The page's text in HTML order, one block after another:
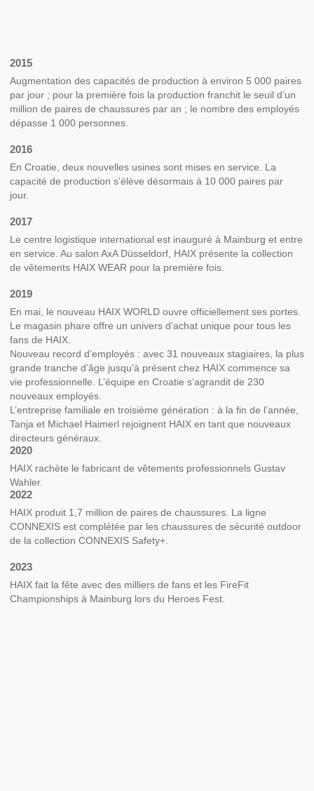
2015
Augmentation des capacités de production à environ 5 000 paires
par jour ; pour la première fois la production franchit le seuil d’un
million de paires de chaussures par an ; le nombre des employés
dépasse 1 000 personnes.
2016
En Croatie, deux nouvelles usines sont mises en service. La
capacité de production s’élève désormais à 10 000 paires par
jour.
2017
Le centre logistique international est inauguré à Mainburg et entre
en service. Au salon AxA Düsseldorf, HAIX présente la collection
de vêtements HAIX WEAR pour la première fois.
2019
En mai, le nouveau HAIX WORLD ouvre officiellement ses portes.
Le magasin phare offre un univers d’achat unique pour tous les
fans de HAIX.
Nouveau record d’employés : avec 31 nouveaux stagiaires, la plus
grande tranche d’âge jusqu’à présent chez HAIX commence sa
vie professionnelle. L’équipe en Croatie s’agrandit de 230
nouveaux employés.
L’entreprise familiale en troisième génération : à la fin de l’année,
Tanja et Michael Haimerl rejoignent HAIX en tant que nouveaux
directeurs généraux.
2020
HAIX rachète le fabricant de vêtements professionnels Gustav
Wahler.
2022
HAIX produit 1,7 million de paires de chaussures. La ligne
CONNEXIS est complétée par les chaussures de sécurité outdoor
de la collection CONNEXIS Safety+.
2023
HAIX fait la fête avec des milliers de fans et les FireFit
Championships à Mainburg lors du Heroes Fest.